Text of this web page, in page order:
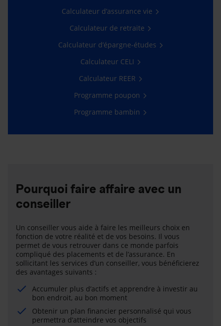
Calculateur d’assurance vie
Calculateur de retraite
Calculateur d’épargne-études
Calculateur CELI
Calculateur REER
Programme poupon
Programme bambin
Pourquoi faire affaire avec un
conseiller
Un conseiller vous aide à faire les meilleurs choix en
fonction de votre réalité et de vos besoins. Il vous
permet de vous retrouver dans ce monde parfois
compliqué des placements et de l’assurance. En
sollicitant les services d’un conseiller, vous bénéficierez
des avantages suivants :
Accumuler plus d’actifs et apprendre à investir au
bon endroit, au bon moment
Obtenir un plan financier personnalisé qui vous
permettra d’atteindre vos objectifs